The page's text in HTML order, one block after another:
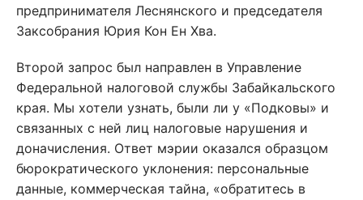
предпринимателя Леснянского и председателя
Заксобрания Юрия Кон Ен Хва.
Второй запрос был направлен в Управление
Федеральной налоговой службы Забайкальского
края. Мы хотели узнать, были ли у «Подковы» и
связанных с ней лиц налоговые нарушения и
доначисления. Ответ мэрии оказался образцом
бюрократического уклонения: персональные
данные, коммерческая тайна, «обратитесь в